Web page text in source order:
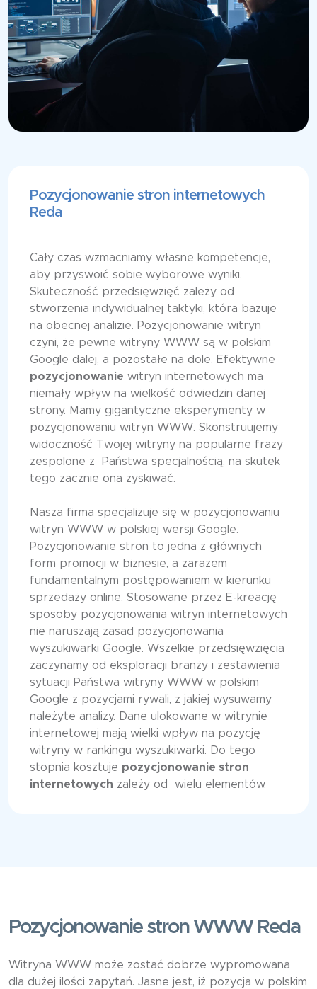
Pozycjonowanie stron internetowych
Reda
Cały czas wzmacniamy własne kompetencje,
aby przyswoić sobie wyborowe wyniki.
Skuteczność przedsięwzięć zależy od
stworzenia indywidualnej taktyki, która bazuje
na obecnej analizie. Pozycjonowanie witryn
czyni, że pewne witryny WWW są w polskim
Google dalej, a pozostałe na dole. Efektywne
pozycjonowanie witryn internetowych ma
niemały wpływ na wielkość odwiedzin danej
strony. Mamy gigantyczne eksperymenty w
pozycjonowaniu witryn WWW. Skonstruujemy
widoczność Twojej witryny na popularne frazy
zespolone z Państwa specjalnością, na skutek
tego zacznie ona zyskiwać.
Nasza firma specjalizuje się w pozycjonowaniu
witryn WWW w polskiej wersji Google.
Pozycjonowanie stron to jedna z głównych
form promocji w biznesie, a zarazem
fundamentalnym postępowaniem w kierunku
sprzedaży online. Stosowane przez E-kreację
sposoby pozycjonowania witryn internetowych
nie naruszają zasad pozycjonowania
wyszukiwarki Google. Wszelkie przedsięwzięcia
zaczynamy od eksploracji branży i zestawienia
sytuacji Państwa witryny WWW w polskim
Google z pozycjami rywali, z jakiej wysuwamy
należyte analizy. Dane ulokowane w witrynie
internetowej mają wielki wpływ na pozycję
witryny w rankingu wyszukiwarki. Do tego
stopnia kosztuje pozycjonowanie stron
internetowych zależy od wielu elementów.
Pozycjonowanie stron WWW Reda
Witryna WWW może zostać dobrze wypromowana
dla dużej ilości zapytań. Jasne jest, iż pozycja w polskim